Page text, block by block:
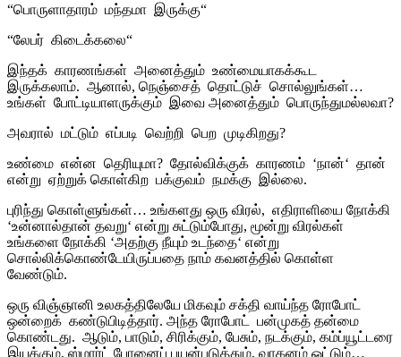
“பொருளாதாரம் மந்தமா இருக்கு“
“லேபர் கிடைக்கலை“
இந்தக் காரணங்கள் அனைத்தும் உண்மையாகக்கூட
இருக்கலாம். ஆனால், நெஞ்சைத் தொட்டுச் சொல்லுங்கள்…
உங்கள் போட்டியாளருக்கும் இவை அனைத்தும் பொருந்துமல்லவா?
அவரால் மட்டும் எப்படி வெற்றி பெற முடிகிறது?
உண்மை என்ன தெரியுமா? தோல்விக்குக் காரணம் ‘நான்‘ தான்
என்று ஏற்றுக் கொள்கிற பக்குவம் நமக்கு இல்லை.
புரிந்து கொள்ளுங்கள்… உங்களது ஒரு விரல், எதிராளியை நோக்கி
‘உன்னால்தான் தவறு‘ என்று சுட்டும்போது, மூன்று விரல்கள்
உங்களை நோக்கி ‘அதற்கு நீயும் உடந்தை‘ என்று
சொல்லிக்கொண்டேயிருப்பதை நாம் கவனத்தில் கொள்ள
வேண்டும்.
ஒரு விஞ்ஞானி உலகத்திலேயே மிகவும் சக்தி வாய்ந்த ரோபோட்
ஒன்றைக் கண்டுபிடித்தார். அந்த ரோபோட்
பன்முகத் தன்மை
கொண்டது. ஆடும், பாடும், சிரிக்கும், பேசும், நடக்கும், கம்ப்யூட்டரை
இயக்கும், ஸ்மார்ட் போனைப் பயன்படுத்தும், வாகனம் ஓட்டும்…